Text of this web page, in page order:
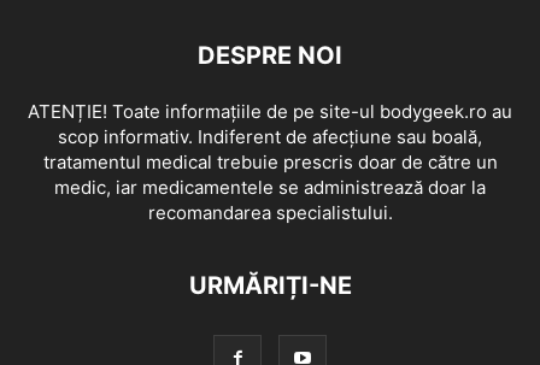
DESPRE NOI
ATENȚIE! Toate informațiile de pe site-ul bodygeek.ro au
scop informativ. Indiferent de afecțiune sau boală,
tratamentul medical trebuie prescris doar de către un
medic, iar medicamentele se administrează doar la
recomandarea specialistului.
URMĂRIȚI-NE